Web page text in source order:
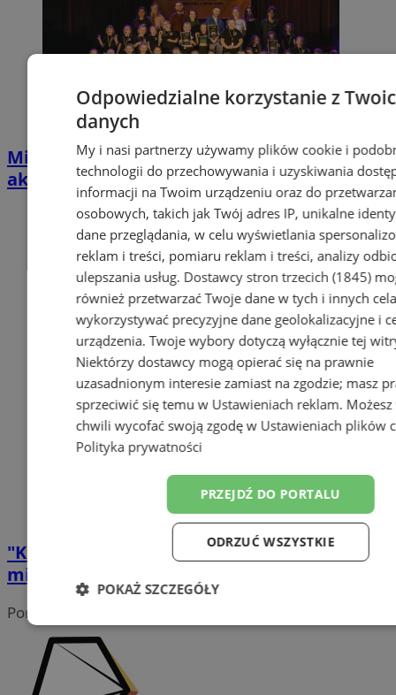
Mikołajkowe Zawody Akrobreak: taneczna
akrobatyka w świątecznym klimacie
"Królowa Śniegu" – wyjątkowy spektakl
mikołajkowy na scenie WCK
Portal należy do sieci
Odpowiedzialne korzystanie z
danych
My i nasi partnerzy używamy plików cookie i
technologii do przechowywania i uzyskiwania
informacji na Twoim urządzeniu oraz do
osobowych, takich jak Twój adres IP, unikalne
dane przeglądania, w celu wyświetlania
reklam i treści, pomiaru reklam i treści, analizy
ulepszania usług. Dostawcy stron trzecich (1845)
również przetwarzać Twoje dane w tych i innych
wykorzystywać precyzyjne dane geolokalizacyjne i
urządzenia. Twoje wybory dotyczą wyłącznie tej
Niektórzy dostawcy mogą opierać się na prawnie
uzasadnionym interesie zamiast na zgodzie; masz
sprzeciwić się temu w Ustawieniach reklam.
chwili wycofać swoją zgodę w Ustawieniach plików
Polityka prywatności
PRZEJDŹ DO PORTALU
ODRZUĆ WSZYSTKIE
POKAŻ SZCZEGÓŁY
Niezbędne Wydajność